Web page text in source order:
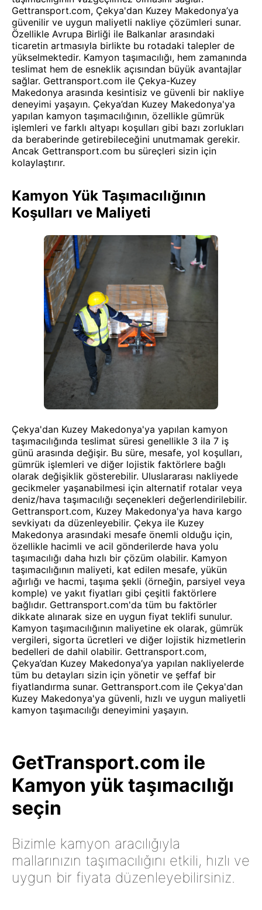
Gettransport.com, Çekya'dan Kuzey Makedonya’ya
güvenilir ve uygun maliyetli nakliye çözümleri sunar.
Özellikle Avrupa Birliği ile Balkanlar arasındaki
ticaretin artmasıyla birlikte bu rotadaki talepler de
yükselmektedir. Kamyon taşımacılığı, hem zamanında
teslimat hem de esneklik açısından büyük avantajlar
sağlar. Gettransport.com ile Çekya-Kuzey
Makedonya arasında kesintisiz ve güvenli bir nakliye
deneyimi yaşayın. Çekya’dan Kuzey Makedonya'ya
yapılan kamyon taşımacılığının, özellikle gümrük
işlemleri ve farklı altyapı koşulları gibi bazı zorlukları
da beraberinde getirebileceğini unutmamak gerekir.
Ancak Gettransport.com bu süreçleri sizin için
kolaylaştırır.
Kamyon Yük Taşımacılığının
Koşulları ve Maliyeti
Çekya'dan Kuzey Makedonya'ya yapılan kamyon
taşımacılığında teslimat süresi genellikle 3 ila 7 iş
günü arasında değişir. Bu süre, mesafe, yol koşulları,
gümrük işlemleri ve diğer lojistik faktörlere bağlı
olarak değişiklik gösterebilir. Uluslararası nakliyede
gecikmeler yaşanabilmesi için alternatif rotalar veya
deniz/hava taşımacılığı seçenekleri değerlendirilebilir.
Gettransport.com, Kuzey Makedonya'ya hava kargo
sevkiyatı da düzenleyebilir. Çekya ile Kuzey
Makedonya arasındaki mesafe önemli olduğu için,
özellikle hacimli ve acil gönderilerde hava yolu
taşımacılığı daha hızlı bir çözüm olabilir. Kamyon
taşımacılığının maliyeti, kat edilen mesafe, yükün
ağırlığı ve hacmi, taşıma şekli (örneğin, parsiyel veya
komple) ve yakıt fiyatları gibi çeşitli faktörlere
bağlıdır. Gettransport.com'da tüm bu faktörler
dikkate alınarak size en uygun fiyat teklifi sunulur.
Kamyon taşımacılığının maliyetine ek olarak, gümrük
vergileri, sigorta ücretleri ve diğer lojistik hizmetlerin
bedelleri de dahil olabilir. Gettransport.com,
Çekya’dan Kuzey Makedonya’ya yapılan nakliyelerde
tüm bu detayları sizin için yönetir ve şeffaf bir
fiyatlandırma sunar. Gettransport.com ile Çekya'dan
Kuzey Makedonya'ya güvenli, hızlı ve uygun maliyetli
kamyon taşımacılığı deneyimini yaşayın.
GetTransport.com ile
Kamyon yük taşımacılığı
seçin
Bizimle kamyon aracılığıyla
mallarınızın taşımacılığını etkili, hızlı ve
uygun bir fiyata düzenleyebilirsiniz.